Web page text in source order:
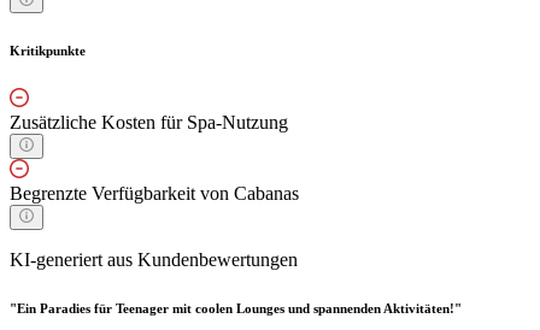
Kritikpunkte
Zusätzliche Kosten für Spa-Nutzung
Begrenzte Verfügbarkeit von Cabanas
KI-generiert aus Kundenbewertungen
"Ein Paradies für Teenager mit coolen Lounges und spannenden Aktivitäten!"